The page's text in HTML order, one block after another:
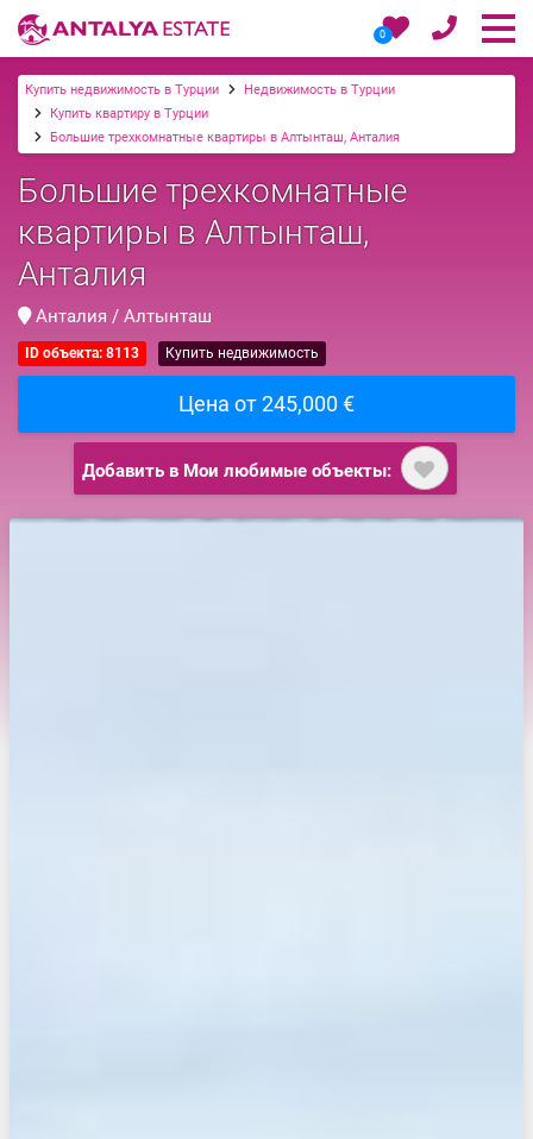
0
Купить недвижимость в Турции
Недвижимость в Турции
Купить квартиру в Турции
Большие трехкомнатные квартиры в Алтынташ, Анталия
Большие трехкомнатные
квартиры в Алтынташ,
Анталия
Анталия / Алтынташ
ID объекта: 8113 Купить недвижимость
Цена от 245,000 €
Добавить в Мои любимые объекты: